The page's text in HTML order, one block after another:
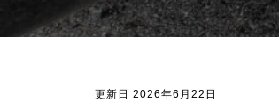
更新日 2026年6月22日